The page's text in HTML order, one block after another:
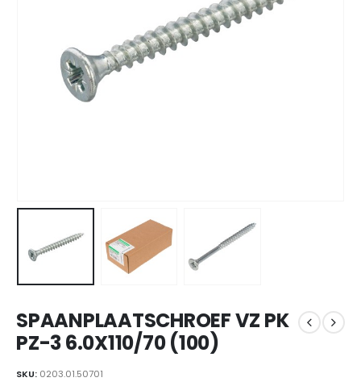
SPAANPLAATSCHROEF VZ PK
PZ-3 6.0X110/70 (100)
SKU: 0203.01.50701